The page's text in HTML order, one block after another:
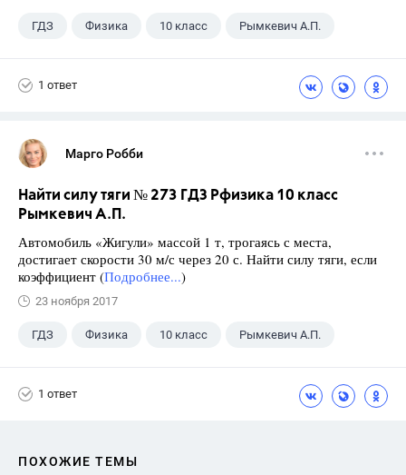
ГДЗ Физика 10 класс Рымкевич А.П.
1 ответ
Марго Робби
Найти силу тяги № 273 ГДЗ Рфизика 10 класс
Рымкевич А.П.
Автомобиль «Жигули» массой 1 т, трогаясь с места,
достигает скорости 30 м/с через 20 с. Найти силу тяги, если
коэффициент (Подробнее...)
23 ноября 2017
ГДЗ Физика 10 класс Рымкевич А.П.
1 ответ
ПОХОЖИЕ ТЕМЫ